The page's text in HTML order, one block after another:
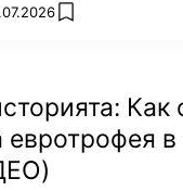
add favorites
Как
евротрофея